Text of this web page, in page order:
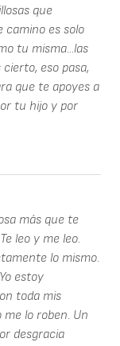
que
camino es solo
tu misma...las
eso pasa,
que te apoyes a
tu hijo y por
más que te
leo y me leo.
lo mismo.
estoy
toda mis
lo roben. Un
desgracia